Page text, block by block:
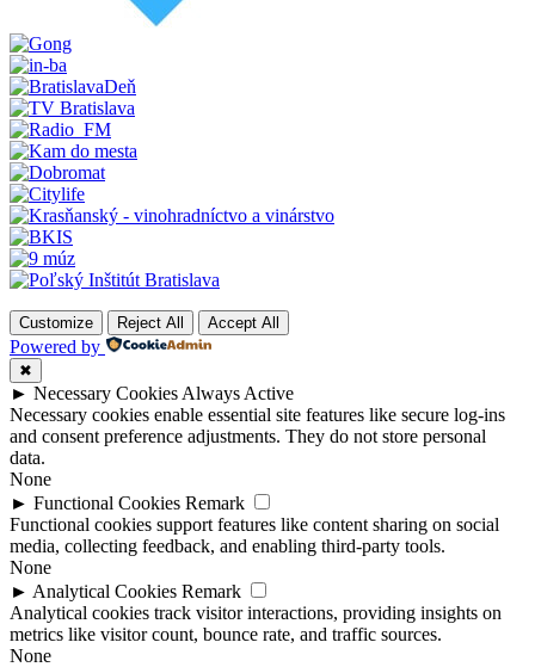
Customize Reject All Accept All
Powered by
✖
► Necessary Cookies Always Active
Necessary cookies enable essential site features like secure log-ins
and consent preference adjustments. They do not store personal
data.
None
► Functional Cookies Remark
Functional cookies support features like content sharing on social
media, collecting feedback, and enabling third-party tools.
None
► Analytical Cookies Remark
Analytical cookies track visitor interactions, providing insights on
metrics like visitor count, bounce rate, and traffic sources.
None